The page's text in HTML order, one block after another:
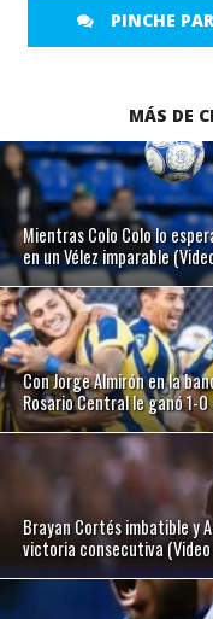
PINCHE
MÁS DE
Mientras Colo Colo lo
en un Vélez imparable
Con Jorge Almirón en la
Rosario Central le ganó 1-
Brayan Cortés imbatible y
victoria consecutiva